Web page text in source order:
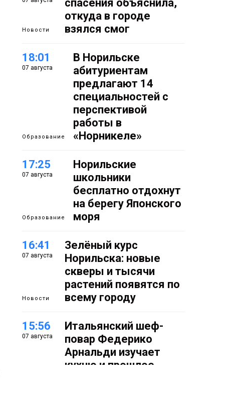
Новости
спасения объяснила,
откуда в городе
взялся смог
18:01
07 августа
Образование
В Норильске
абитуриентам
предлагают 14
специальностей с
перспективой
работы в
«Норникеле»
17:25
07 августа
Образование
Норильские
школьники
бесплатно отдохнут
на берегу Японского
моря
16:41
07 августа
Новости
Зелёный курс
Норильска: новые
скверы и тысячи
растений появятся по
всему городу
15:56
07 августа
Итальянский шеф-
повар Федерико
Арнальди изучает
кухню и прошлое